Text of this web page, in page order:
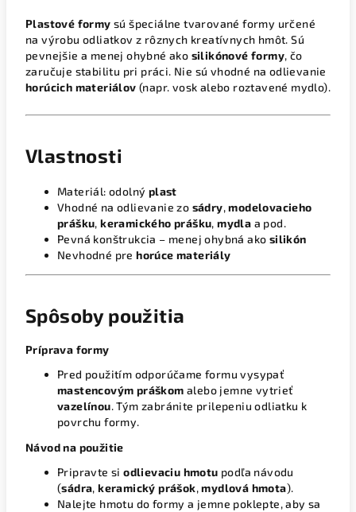
Plastové formy sú špeciálne tvarované formy určené
na výrobu odliatkov z rôznych kreatívnych hmôt. Sú
pevnejšie a menej ohybné ako silikónové formy, čo
zaručuje stabilitu pri práci. Nie sú vhodné na odlievanie
horúcich materiálov (napr. vosk alebo roztavené mydlo).
Vlastnosti
Materiál: odolný plast
Vhodné na odlievanie zo sádry,modelovacieho
prášku,keramického prášku,mydla a pod.
Pevná konštrukcia – menej ohybná ako silikón
Nevhodné prehorúce materiály
Spôsoby použitia
Príprava formy
Pred použitím odporúčame formu vysypať
mastencovým práškom alebo jemne vytrieť
vazelínou. Tým zabránite prilepeniu odliatku k
povrchu formy.
Návod na použitie
Pripravte siodlievaciu hmotu podľa návodu
(sádra,keramický prášok,mydlová hmota).
Nalejte hmotu do formy a jemne poklepte, aby sa